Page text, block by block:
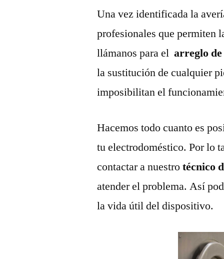
Una vez identificada la
profesionales que permiten
llámanos para el arreglo
la sustitución de cualquier
imposibilitan el
Hacemos todo cuanto es
tu electrodoméstico. Por lo
contactar a nuestrotécnico
atender el problema. Así
la vida útil del dispositivo.